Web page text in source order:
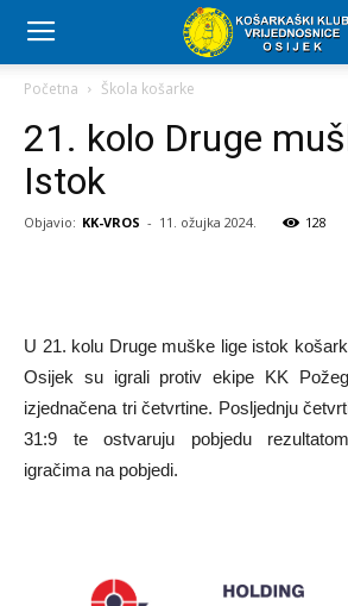
Početna Škola košarke
21. kolo Druge
Istok
Objavio: KK-VROS - 11. ožujka 2024. 128
U 21. kolu Druge muške lige istok
Osijek su igrali protiv ekipe KK
izjednačena tri četvrtine. Posljednju
31:9 te ostvaruju pobjedu
igračima na pobjedi.